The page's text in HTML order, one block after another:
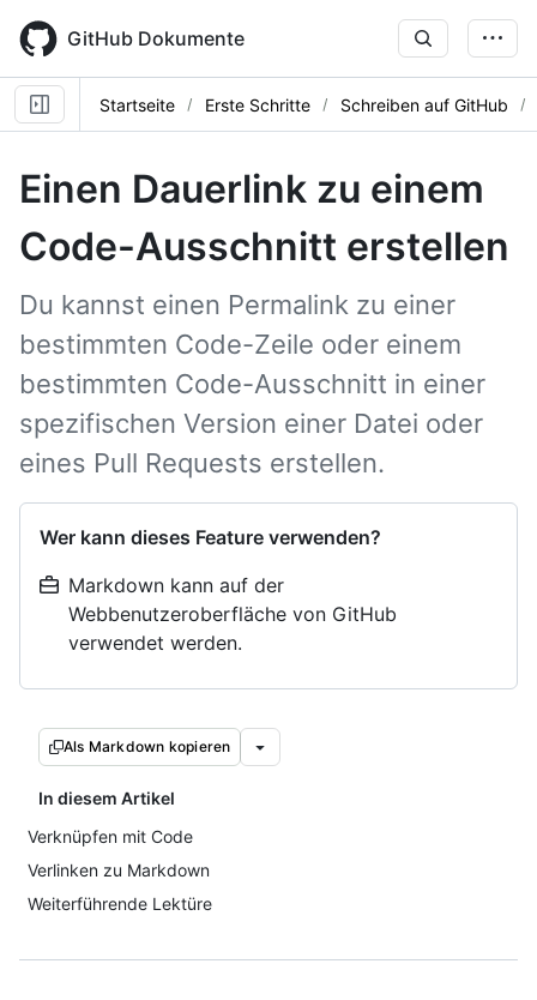
main
content
GitHub Dokumente
Startseite Erste Schritte Schreiben auf GitHub
Einen Dauerlink zu einem
Code-Ausschnitt erstellen
Du kannst einen Permalink zu einer
bestimmten Code-Zeile oder einem
bestimmten Code-Ausschnitt in einer
spezifischen Version einer Datei oder
eines Pull Requests erstellen.
Wer kann dieses Feature verwenden?
Markdown kann auf der
Webbenutzeroberfläche von GitHub
verwendet werden.
Als Markdown kopieren
In diesem Artikel
Verknüpfen mit Code
Verlinken zu Markdown
Weiterführende Lektüre